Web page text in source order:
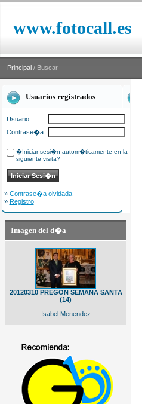
www.fotocall.es
Principal / Buscar
Usuarios registrados
Usuario:
Contrase�a:
�Iniciar sesi�n autom�ticamente en la
siguiente visita?
» Contrase�a olvidada
» Registro
Imagen del d�a
20120310 PREGON SEMANA SANTA
(14)
Isabel Menendez